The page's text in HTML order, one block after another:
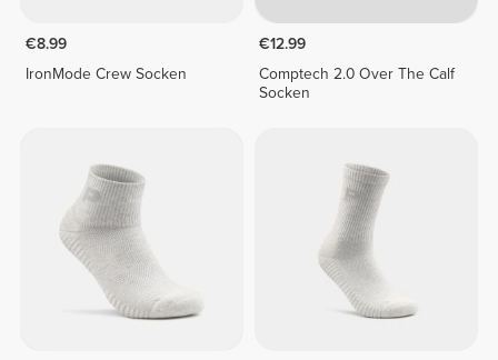
€8.99
IronMode Crew Socken
€12.99
Comptech 2.0 Over The Calf
Socken